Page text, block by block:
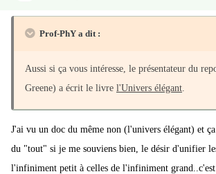
Prof-PhY a dit :
Aussi si ça vous intéresse, le présentateur du
Greene) a écrit le livre l'Univers élégant
J'ai vu un doc du même non (l'univers élégant) et
du "tout" si je me souviens bien, le désir d'unifier
l'infiniment petit à celles de l'infiniment